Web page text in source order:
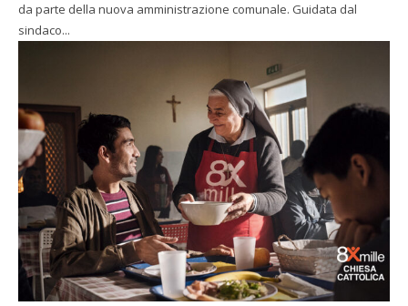
da parte della nuova amministrazione comunale. Guidata dal
sindaco...